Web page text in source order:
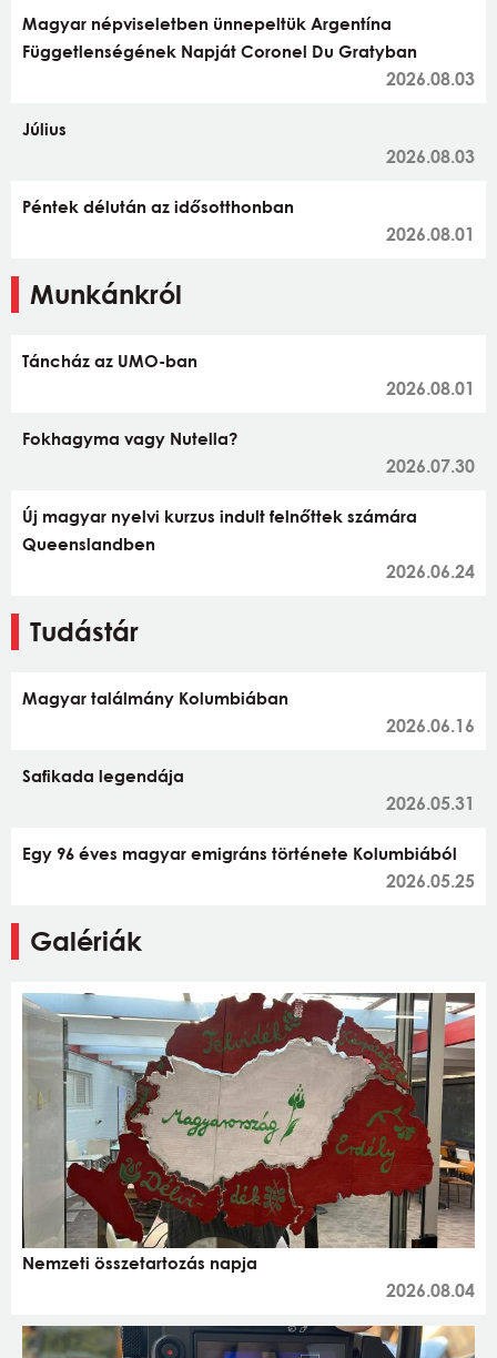
Magyar népviseletben ünnepeltük Argentína
Függetlenségének Napját Coronel Du Gratyban
2026.08.03
Július
2026.08.03
Péntek délután az idősotthonban
2026.08.01
Munkánkról
Táncház az UMO-ban
2026.08.01
Fokhagyma vagy Nutella?
2026.07.30
Új magyar nyelvi kurzus indult felnőttek számára
Queenslandben
2026.06.24
Tudástár
Magyar találmány Kolumbiában
2026.06.16
Safikada legendája
2026.05.31
Egy 96 éves magyar emigráns története Kolumbiából
2026.05.25
Galériák
Nemzeti összetartozás napja
2026.08.04